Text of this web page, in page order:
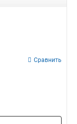
Сравнить